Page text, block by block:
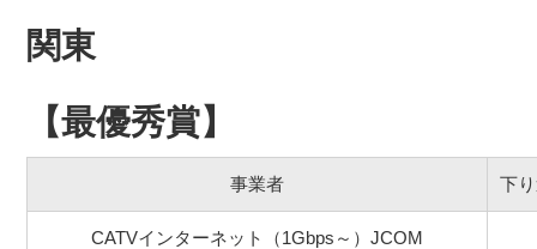
関東
【最優秀賞】
事業者 下
CATVインターネット（1Gbps～）JCOM